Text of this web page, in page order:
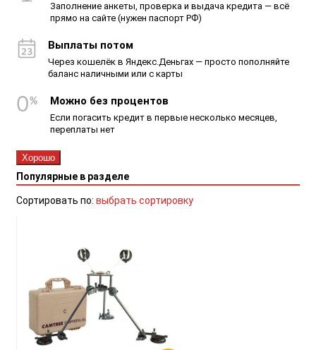
Заполнение анкеты, проверка и выдача кредита — всё
прямо на сайте (нужен паспорт РФ)
Выплаты потом
Через кошелёк в Яндекс.Деньгах — просто пополняйте
баланс наличными или с карты
Можно без процентов
Если погасить кредит в первые несколько месяцев,
переплаты нет
Хорошо
Популярные в разделе
Сортировать по: выбрать сортировку